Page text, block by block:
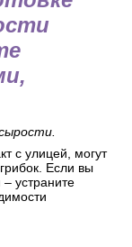
с улицей, могут
Если вы
устраните